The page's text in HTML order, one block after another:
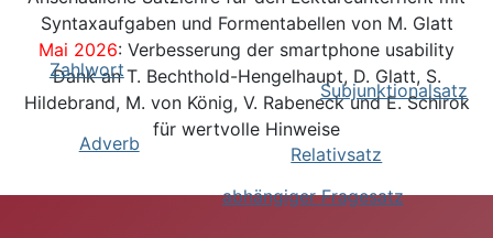
Zahlwort
Adverb
abhängiger Fragesatz
Relativsatz
Subjunktionalsatz
Syntaxaufgaben und Formentabellen von M. Glatt
Mai 2026: Verbesserung der smartphone usability
Dank an T. Bechthold-Hengelhaupt, D. Glatt, S.
Hildebrand, M. von König, V. Rabeneck und E. Schirok
für wertvolle Hinweise